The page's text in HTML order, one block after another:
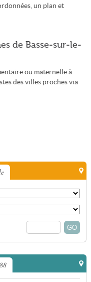
un plan et
de Basse-sur-le-
ou maternelle à
des villes proches via